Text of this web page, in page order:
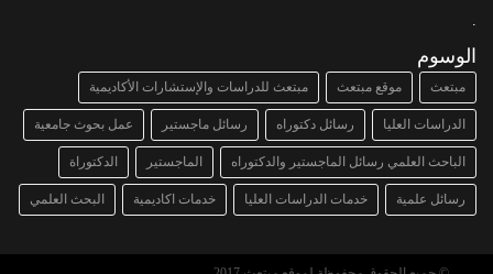
الوسوم
مبتعث موقع مبتعث مبتعث للدراسات والإستشارات الأكاديمية
الدراسات العليا رسائل دكتوراه رسائل ماجستير عمل بحوث جامعية
الباحث العلمي رسائل الماجستير والدكتوراه الماجستير الدكتوراة
رسائل علمية خدمات الدراسات العليا خدمات اكاديمية البحث العلمي